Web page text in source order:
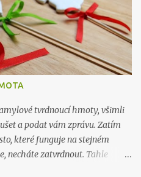
tvrdnoucí hmoty, všimli
a podat vám zprávu. Zatím
které funguje na stejném
necháte zatvrdnout. Tahle